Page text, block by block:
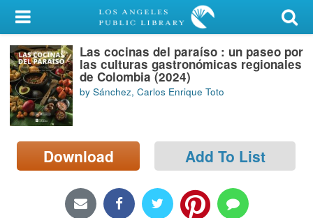
My Account
Library Card
Sign In
Search
Locations/Hours (external
page)
Las cocinas del paraíso : un paseo por
las culturas gastronómicas regionales
de Colombia (2024)
by Sánchez, Carlos Enrique Toto
Download Add To List